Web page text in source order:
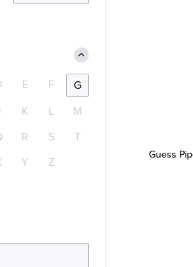
Guess
E F
G
K L
M
R S
T
Y Z